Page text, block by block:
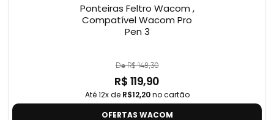
Ponteiras Feltro Wacom ,
Compatível Wacom Pro
Pen 3
De R$ 148,30
R$ 119,90
Até 12x de R$12,20no cartão
OFERTAS WACOM